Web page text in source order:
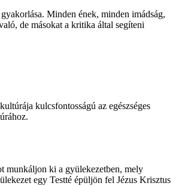
Minden ének, minden imádság,
de másokat a kritika által segíteni
kulcsfontosságú az egészséges
munkáljon ki a gyülekezetben, mely
egy Testté épüljön fel Jézus Krisztus